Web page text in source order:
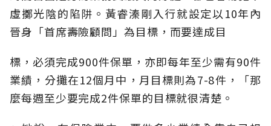
虛擲光陰的陷阱。黃睿溱剛入行就設定以10年內
晉身「首席壽險顧問」為目標，而要達成目
標，必須完成900件保單，亦即每年至少需有90件
業績，分攤在12個月中，月目標則為7-8件，「那
麼每週至少要完成2件保單的目標就很清楚。